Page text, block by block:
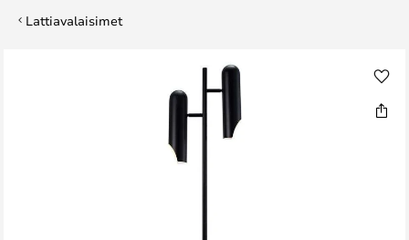
Lattiavalaisimet